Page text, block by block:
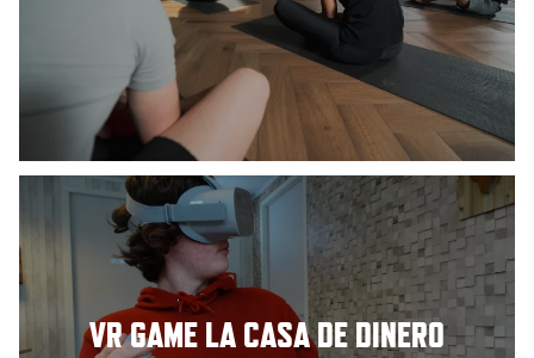
VR GAME LA CASA DE DINERO